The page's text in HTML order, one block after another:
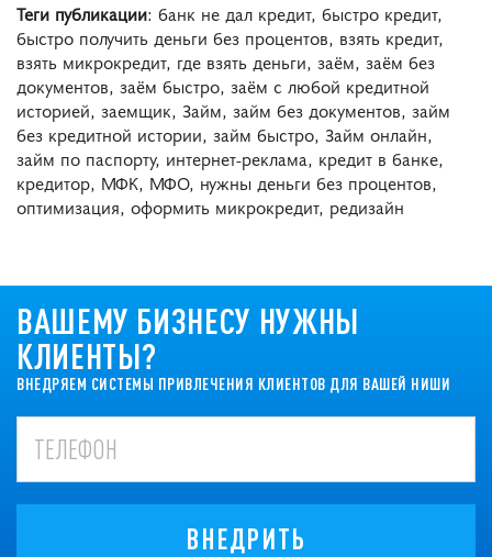
Теги публикации: банк не дал кредит, быстро кредит,
быстро получить деньги без процентов, взять кредит,
взять микрокредит, где взять деньги, заём, заём без
документов, заём быстро, заём с любой кредитной
историей, заемщик, Займ, займ без документов, займ
без кредитной истории, займ быстро, Займ онлайн,
займ по паспорту, интернет-реклама, кредит в банке,
кредитор, МФК, МФО, нужны деньги без процентов,
оптимизация, оформить микрокредит, редизайн
ВАШЕМУ БИЗНЕСУ НУЖНЫ
КЛИЕНТЫ?
ВНЕДРЯЕМ СИСТЕМЫ ПРИВЛЕЧЕНИЯ КЛИЕНТОВ ДЛЯ ВАШЕЙ НИШИ
ВНЕДРИТЬ